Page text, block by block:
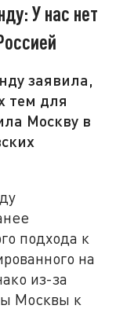
У нас нет
заявила,
тем для
Москву в
подхода к
на
из-за
Москвы к